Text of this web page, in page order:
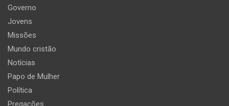
Governo
Jovens
Missões
Mundo cristão
Notícias
Papo de Mulher
Política
Pregações